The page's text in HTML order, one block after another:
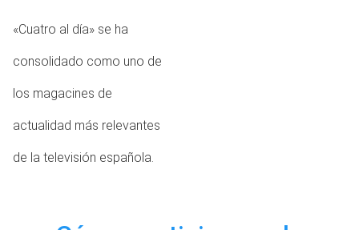
«Cuatro al día» se ha
consolidado como uno de
los magacines de
actualidad más relevantes
de la televisión española.